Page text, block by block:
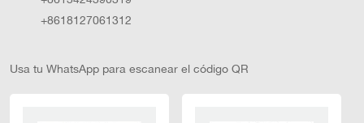
+8618127061312
Usa tu WhatsApp para escanear el código QR